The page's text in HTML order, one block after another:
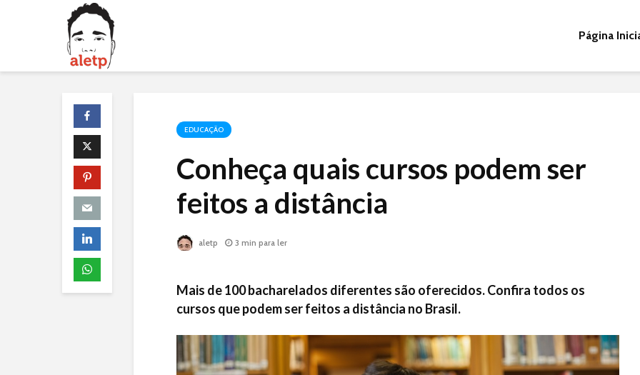
Página
EDUCAÇÃO
Conheça quais cursos podem ser
feitos a distância
aletp 3 min para ler
Mais de 100 bacharelados diferentes são oferecidos. Confira todos os
cursos que podem ser feitos a distância no Brasil.